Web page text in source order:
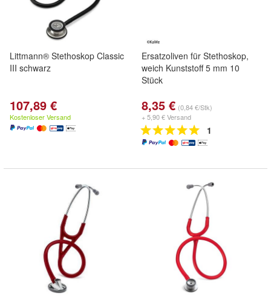
Littmann® Stethoskop Classic
III schwarz
107,89 €
Kostenloser Versand
Ersatzoliven für Stethoskop,
weich Kunststoff 5 mm 10
Stück
8,35 € (0,84 €/Stk)
+ 5,90 € Versand
1